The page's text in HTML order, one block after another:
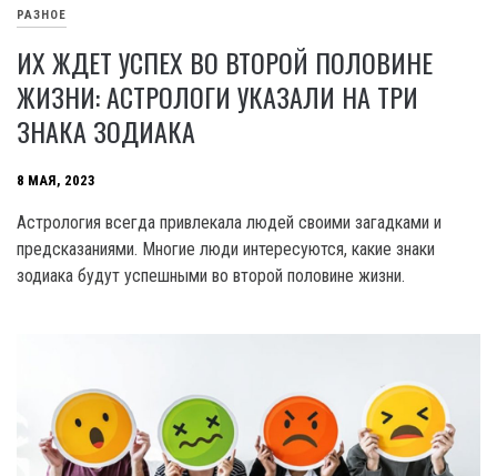
РАЗНОЕ
ИХ ЖДЕТ УСПЕХ ВО ВТОРОЙ ПОЛОВИНЕ
ЖИЗНИ: АСТРОЛОГИ УКАЗАЛИ НА ТРИ
ЗНАКА ЗОДИАКА
8 МАЯ, 2023
Астрология всегда привлекала людей своими загадками и
предсказаниями. Многие люди интересуются, какие знаки
зодиака будут успешными во второй половине жизни.